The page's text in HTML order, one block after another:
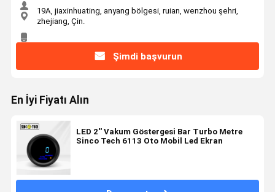
19A, jiaxinhuating, anyang bölgesi, ruian, wenzhou şehri,
zhejiang, Çin.
Şimdi başvurun
En İyi Fiyatı Alın
LED 2'' Vakum Göstergesi Bar Turbo Metre
Sinco Tech 6113 Oto Mobil Led Ekran